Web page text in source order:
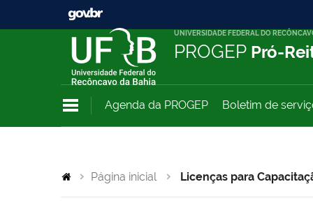
UNIVERSIDADE FEDERAL DO
PROGEP Pró-
Agenda da PROGEP Boletim de
Página inicial Licenças para